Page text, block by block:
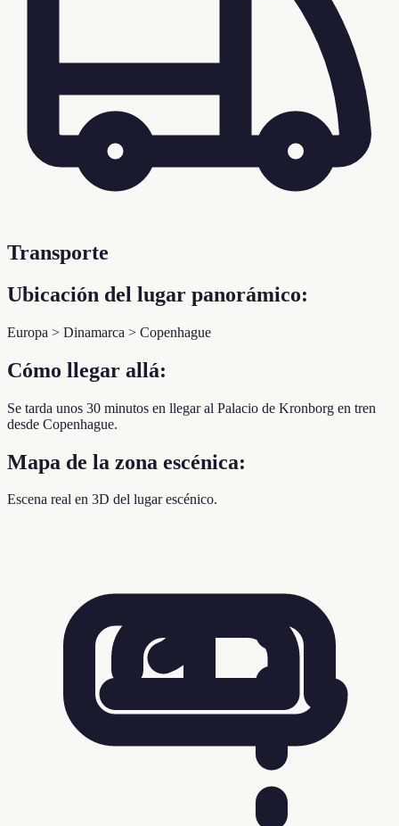
Transporte
Ubicación del lugar panorámico:
Europa > Dinamarca > Copenhague
Cómo llegar allá:
Se tarda unos 30 minutos en llegar al Palacio de Kronborg en tren
desde Copenhague.
Mapa de la zona escénica:
Escena real en 3D del lugar escénico.